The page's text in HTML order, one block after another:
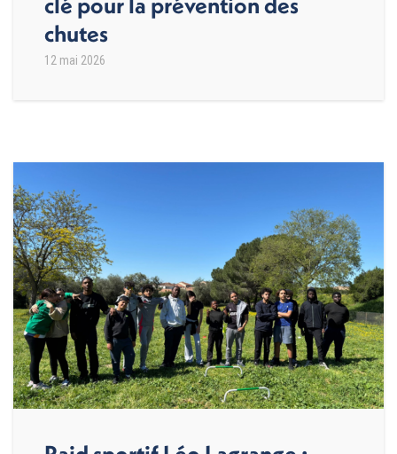
chutes
12 mai 2026